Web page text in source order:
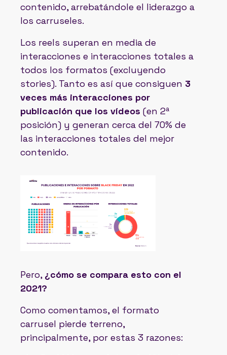
contenido, arrebatándole el liderazgo a
los carruseles.
Los reels superan en media de
interacciones e interacciones totales a
todos los formatos (excluyendo
stories). Tanto es así que consiguen 3
veces más interacciones por
publicación que los vídeos (en 2ª
posición) y generan cerca del 70% de
las interacciones totales del mejor
contenido.
Pero, ¿cómo se compara esto con el
2021?
Como comentamos, el formato
carrusel pierde terreno,
principalmente, por estas 3 razones: